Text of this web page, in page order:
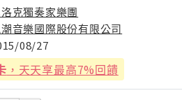
克獨奏家樂團
音樂國際股份有限公司
08/27
，天天享最高7%回饋